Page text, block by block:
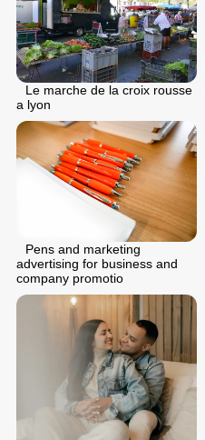
Le marche de la croix rousse
a lyon
Pens and marketing
advertising for business and
company promotio